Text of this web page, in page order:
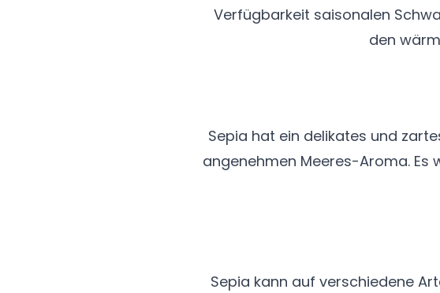
Verfügbarkeit saisonalen
den
Sepia hat ein delikates und
angenehmen Meeres-Aroma. Es
Sepia kann auf verschiedene